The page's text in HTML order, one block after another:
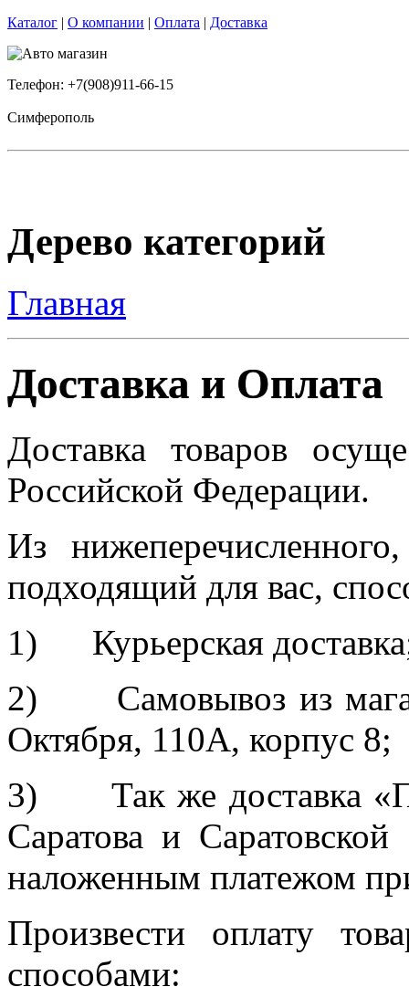
Каталог | О компании | Оплата | Доставка
Телефон: +7(908)911-66-15
Симферополь
Дерево категорий
Главная
Доставка и Оплата
Доставка товаров
Российской Федерации.
Из
подходящий для вас,
1) Курьерская
2) Самовывоз из
Октября, 110А, корпус 8;
3) Так же доставка
Саратова и
наложенным платежом
Произвести оплату
способами: